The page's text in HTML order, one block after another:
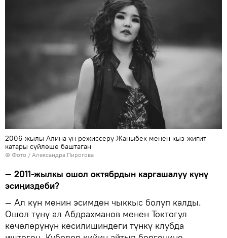
2006-жылы Алина үн режиссеру Жаныбек менен кыз-жигит
катары сүйлөшө баштаган
© Фото / Александра Пирогова
— 2011-жылкы ошол октябрдын каргашалуу күнү
эсиңиздеби?
— Ал күн менин эсимден чыккыс болуп калды.
Ошол түнү ал Абдрахманов менен Токтогул
көчөлөрүнүн кесилишиндеги түнкү клубда